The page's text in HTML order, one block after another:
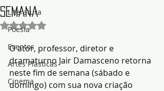
Literatura
Poesia
Eventos
Artes Plásticas
Cinema
semana
Avaliado com NaN de 5 estrelas.
O ator, professor, diretor e
dramaturno Jair Damasceno retorna
neste fim de semana (sábado e
domingo) com sua nova criação